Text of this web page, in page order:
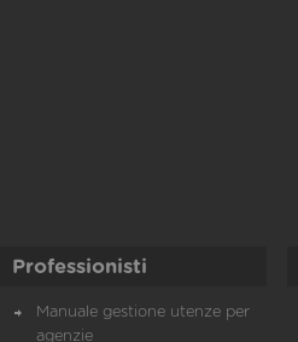
Professionisti
Manuale gestione utenze per
agenzie